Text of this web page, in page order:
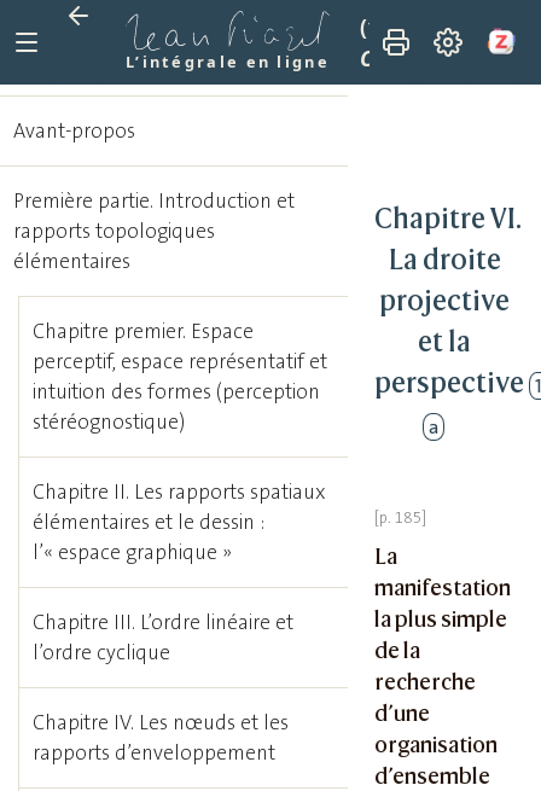
L’intégrale en ligne
(1948)
La
Chapitre VI. La
Chapitre VI.
La droite
projective
et la
perspective
a
La
manifestation
la plus simple
de la
recherche
d’une
organisation
d’ensemble
Avant-propos
Première partie. Introduction et
rapports topologiques
élémentaires
Chapitre premier. Espace
perceptif, espace représentatif et
intuition des formes (perception
stéréognostique)
Chapitre II. Les rapports spatiaux
élémentaires et le dessin :
l’« espace graphique »
Chapitre III. L’ordre linéaire et
l’ordre cyclique
Chapitre IV. Les nœuds et les
rapports d’enveloppement